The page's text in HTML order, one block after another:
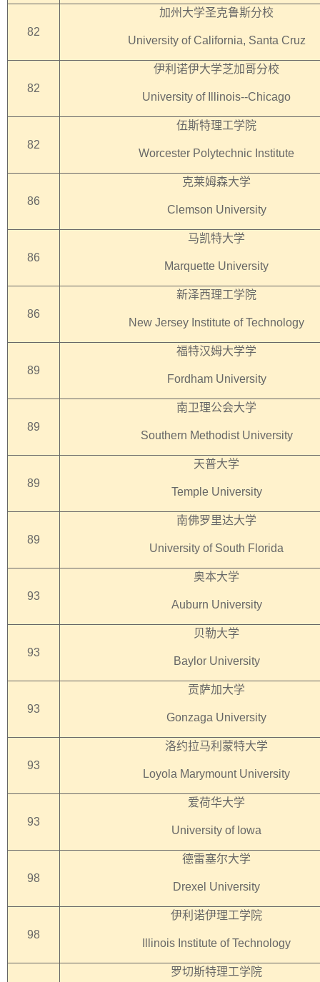
82
加州大学圣克鲁斯分校
University of California, Santa Cruz
82
伊利诺伊大学芝加哥分校
University of Illinois--Chicago
82
伍斯特理工学院
Worcester Polytechnic Institute
86
克莱姆森大学
Clemson University
86
马凯特大学
Marquette University
86
新泽西理工学院
New Jersey Institute of Technology
89
福特汉姆大学学
Fordham University
89
南卫理公会大学
Southern Methodist University
89
天普大学
Temple University
89
南佛罗里达大学
University of South Florida
93
奥本大学
Auburn University
93
贝勒大学
Baylor University
93
贡萨加大学
Gonzaga University
93
洛约拉马利蒙特大学
Loyola Marymount University
93
爱荷华大学
University of Iowa
98
德雷塞尔大学
Drexel University
98
伊利诺伊理工学院
Illinois Institute of Technology
罗切斯特理工学院